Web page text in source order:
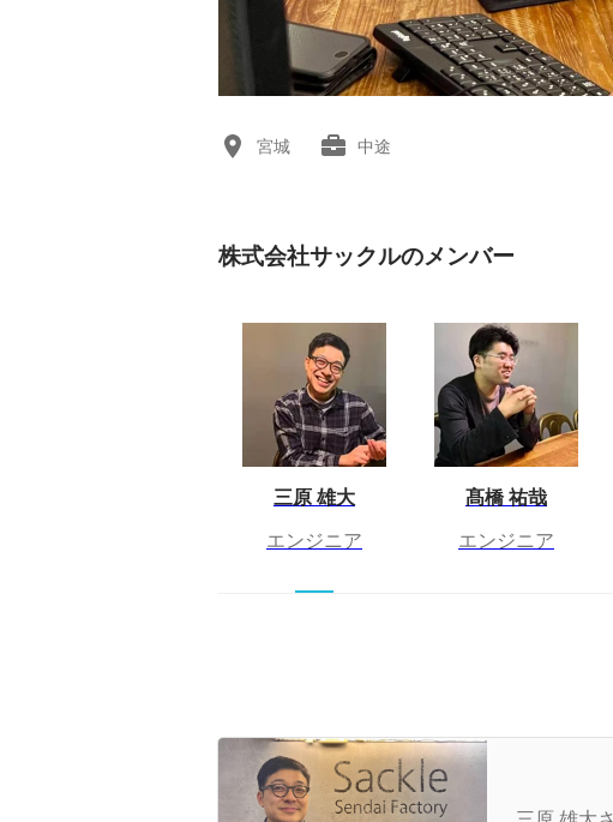
宮城 中途
株式会社サックルのメンバー
三原 雄大
エンジニア
髙橋 祐哉
エンジニア
目的・目